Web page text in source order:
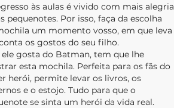
às aulas é vivido com mais alegria
pequenotes. Por isso, faça da escolha
um momento vosso, em que leva
os gostos do seu filho.
ele gosta do Batman, tem que lhe
esta mochila. Perfeita para os fãs do
herói, permite levar os livros, os
e o estojo. Tudo para que o
se sinta um herói da vida real.